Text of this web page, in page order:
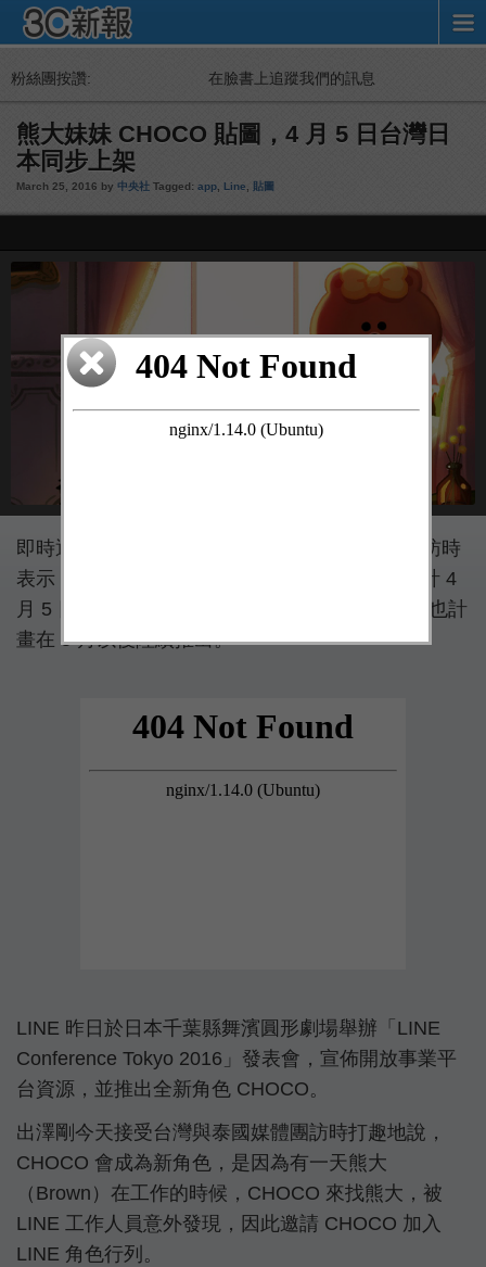
粉絲團按讚: 在臉書上追蹤我們的訊息
熊大妹妹 CHOCO 貼圖，4 月 5 日台灣日
本同步上架
March 25, 2016 by 中央社 Tagged: app Line 貼圖
即時通訊軟體 LINE 董事長兼執行長出澤剛今受訪時
表示，全新角色熊大妹妹「CHOCO」的貼圖預計 4
月 5 日在日本和台灣上架，相關形象商品及文具也計
畫在 5 月以後陸續推出。
LINE 昨日於日本千葉縣舞濱圓形劇場舉辦「LINE
Conference Tokyo 2016」發表會，宣佈開放事業平
台資源，並推出全新角色 CHOCO。
出澤剛今天接受台灣與泰國媒體團訪時打趣地說，
CHOCO 會成為新角色，是因為有一天熊大
（Brown）在工作的時候，CHOCO 來找熊大，被
LINE 工作人員意外發現，因此邀請 CHOCO 加入
LINE 角色行列。